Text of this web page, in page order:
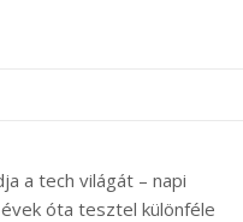
a tech világát – napi
óta tesztel különféle